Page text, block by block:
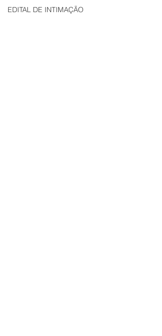
EDITAL DE INTIMAÇÃO